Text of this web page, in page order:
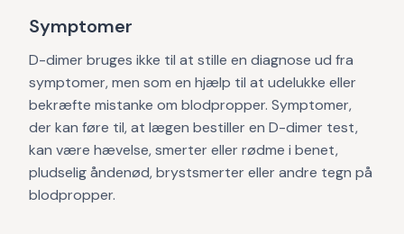
Symptomer
D-dimer bruges ikke til at stille en diagnose ud fra
symptomer, men som en hjælp til at udelukke eller
bekræfte mistanke om blodpropper. Symptomer,
der kan føre til, at lægen bestiller en D-dimer test,
kan være hævelse, smerter eller rødme i benet,
pludselig åndenød, brystsmerter eller andre tegn på
blodpropper.